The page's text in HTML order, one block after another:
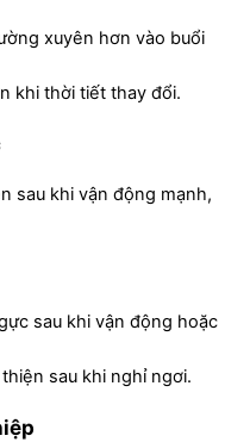
xuyên hơn vào buổi
khi thời tiết thay đổi.
sau khi vận động mạnh,
sau khi vận động hoặc
sau khi nghỉ ngơi.